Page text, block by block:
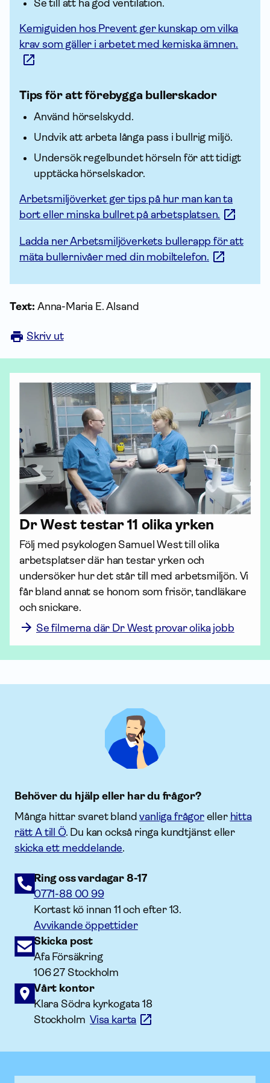
Se till att ha god ventilation.
Kemiguiden hos Prevent ger kunskap om vilka
krav som gäller i arbetet med kemiska ämnen.
Tips för att förebygga bullerskador
Använd hörselskydd.
Undvik att arbeta långa pass i bullrig miljö.
Undersök regel­bundet hörseln för att tidigt
upptäcka hörselskador.
Arbetsmiljöverket ger tips på hur man kan ta
bort eller minska bullret på arbetsplatsen.
Ladda ner Arbetsmiljöverkets bullerapp för att
mäta bullernivåer med din mobiltelefon.
Text: Anna-Maria E. Alsand
Skriv ut
Dr West testar 11 olika yrken
Följ med psykologen Samuel West till olika
arbetsplatser där han testar yrken och
undersöker hur det står till med arbetsmiljön. Vi
får bland annat se honom som frisör, tandläkare
och snickare.
Se filmerna där Dr West provar olika jobb
Behöver du hjälp eller har du frågor?
Många hittar svaret blandvanliga frågoreller hitta
rätt A till Ö. Du kan också ringa kundtjänst eller
skicka ett meddelande.
Ring oss vardagar 8-17
0771-88 00 99
Kortast kö innan 11 och efter 13.
Avvikande öppettider
Skicka post
Afa Försäkring
106 27 Stockholm
Vårt kontor
Klara Södra kyrkogata 18
StockholmVisa karta